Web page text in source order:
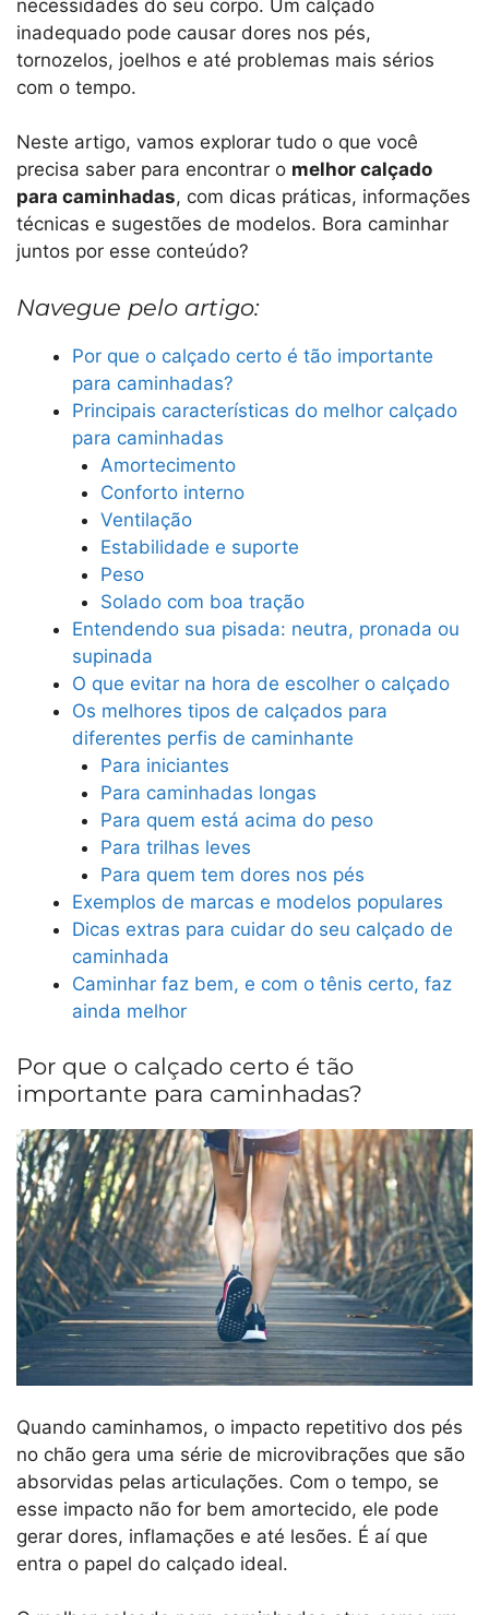
necessidades do seu corpo. Um calçado
inadequado pode causar dores nos pés,
tornozelos, joelhos e até problemas mais sérios
com o tempo.
Neste artigo, vamos explorar tudo o que você
precisa saber para encontrar o melhor calçado
para caminhadas, com dicas práticas, informações
técnicas e sugestões de modelos. Bora caminhar
juntos por esse conteúdo?
Navegue pelo artigo:
Por que o calçado certo é tão importante
para caminhadas?
Principais características do melhor calçado
para caminhadas
Amortecimento
Conforto interno
Ventilação
Estabilidade e suporte
Peso
Solado com boa tração
Entendendo sua pisada: neutra, pronada ou
supinada
O que evitar na hora de escolher o calçado
Os melhores tipos de calçados para
diferentes perfis de caminhante
Para iniciantes
Para caminhadas longas
Para quem está acima do peso
Para trilhas leves
Para quem tem dores nos pés
Exemplos de marcas e modelos populares
Dicas extras para cuidar do seu calçado de
caminhada
Caminhar faz bem, e com o tênis certo, faz
ainda melhor
Por que o calçado certo é tão
importante para caminhadas?
Quando caminhamos, o impacto repetitivo dos pés
no chão gera uma série de microvibrações que são
absorvidas pelas articulações. Com o tempo, se
esse impacto não for bem amortecido, ele pode
gerar dores, inflamações e até lesões. É aí que
entra o papel do calçado ideal.